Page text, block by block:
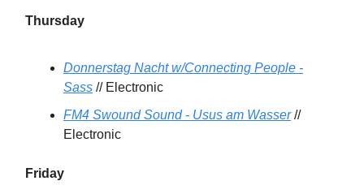
Thursday
Donnerstag Nacht w/Connecting People -
Sass // Electronic
FM4 Swound Sound - Usus am Wasser//
Electronic
Friday